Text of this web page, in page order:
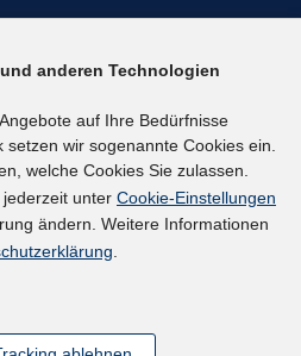
anderen Technologien
auf Ihre Bedürfnisse
wir sogenannte Cookies ein.
welche Cookies Sie zulassen.
unter Cookie-Einstellungen
ändern. Weitere Informationen
.